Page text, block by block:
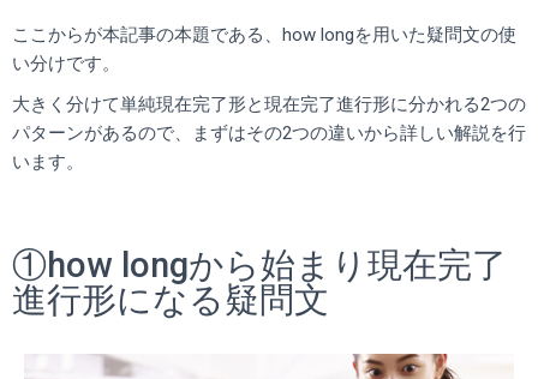
ここからが本記事の本題である、how longを用いた疑問文の使
い分けです。
大きく分けて単純現在完了形と現在完了進行形に分かれる2つの
パターンがあるので、まずはその2つの違いから詳しい解説を行
います。
①how longから始まり現在完了
進行形になる疑問文